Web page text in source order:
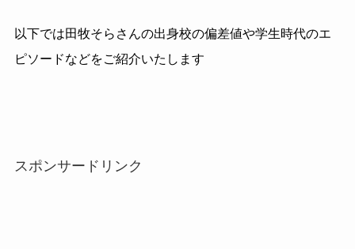
以下では田牧そらさんの出身校の偏差値や学生時代のエ
ピソードなどをご紹介いたします
スポンサードリンク